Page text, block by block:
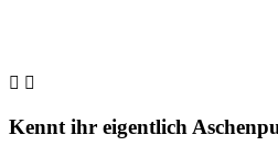
 
Kennt ihr eigentlich